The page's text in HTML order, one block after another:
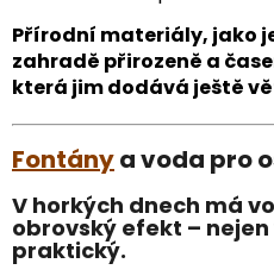
Přírodní materiály, jako
zahradě přirozeně a
která jim dodává ještě
Fontánya voda pro
V horkých dnech má
obrovský efekt –
praktický.